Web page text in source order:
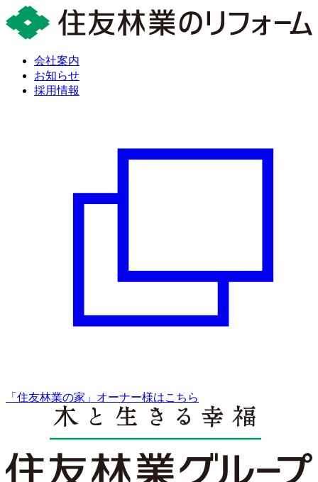
会社案内
お知らせ
採用情報
「住友林業の家」オーナー様はこちら